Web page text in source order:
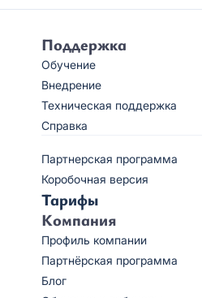
Поддержка
Обучение
Внедрение
Техническая поддержка
Справка
Партнерская программа
Коробочная версия
Тарифы
Компания
Профиль компании
Партнёрская программа
Блог